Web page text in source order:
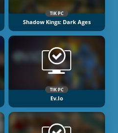
TIK PC
Shadow Kings: Dark Ages
TIK PC
Ev.io